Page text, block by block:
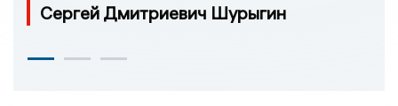
Сергей Дмитриевич Шурыгин